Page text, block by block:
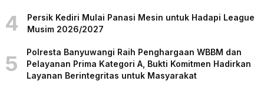
4
Persik Kediri Mulai Panasi Mesin untuk Hadapi League
Musim 2026/2027
5
Polresta Banyuwangi Raih Penghargaan WBBM dan
Pelayanan Prima Kategori A, Bukti Komitmen Hadirkan
Layanan Berintegritas untuk Masyarakat